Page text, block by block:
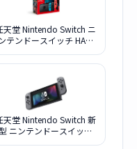
天堂 Nintendo Switch ニ
ンテンドースイッチ HAD-
オンレッド] 2022年新モ
天堂 Nintendo Switch 新
ニンテンドースイッチ